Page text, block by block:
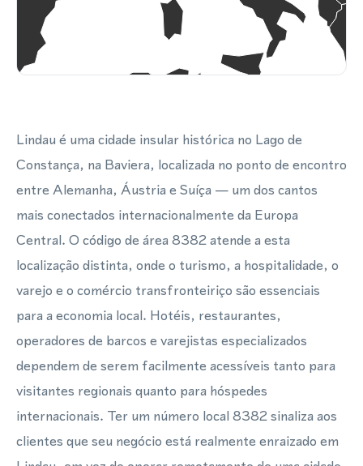
Lindau é uma cidade insular histórica no Lago de
Constança, na Baviera, localizada no ponto de encontro
entre Alemanha, Áustria e Suíça — um dos cantos
mais conectados internacionalmente da Europa
Central. O código de área 8382 atende a esta
localização distinta, onde o turismo, a hospitalidade, o
varejo e o comércio transfronteiriço são essenciais
para a economia local. Hotéis, restaurantes,
operadores de barcos e varejistas especializados
dependem de serem facilmente acessíveis tanto para
visitantes regionais quanto para hóspedes
internacionais. Ter um número local 8382 sinaliza aos
clientes que seu negócio está realmente enraizado em